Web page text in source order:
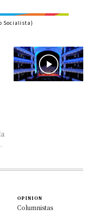
Socialista)
OPINION
Columnistas